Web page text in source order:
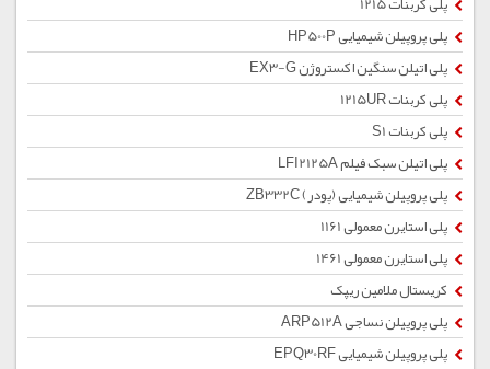
پلی پروپیلن شیمیایی HP500P
پلی اتیلن سنگین اکستروژن EX3-G
پلی کربنات 1215UR
پلی کربنات S1
پلی اتیلن سبک فیلم LFI2125A
پلی پروپیلن شیمیایی (پودر) ZB332C
پلی استایرن معمولی 1161
پلی استایرن معمولی 1461
کریستال ملامین ریپک
پلی پروپیلن نساجی ARP512A
پلی پروپیلن شیمیایی EPQ30RF